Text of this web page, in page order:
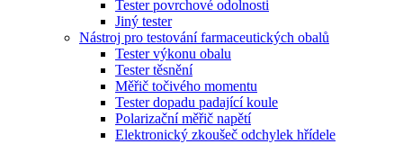
Tester povrchové odolnosti
Jiný tester
Nástroj pro testování farmaceutických obalů
Tester výkonu obalu
Tester těsnění
Měřič točivého momentu
Tester dopadu padající koule
Polarizační měřič napětí
Elektronický zkoušeč odchylek hřídele